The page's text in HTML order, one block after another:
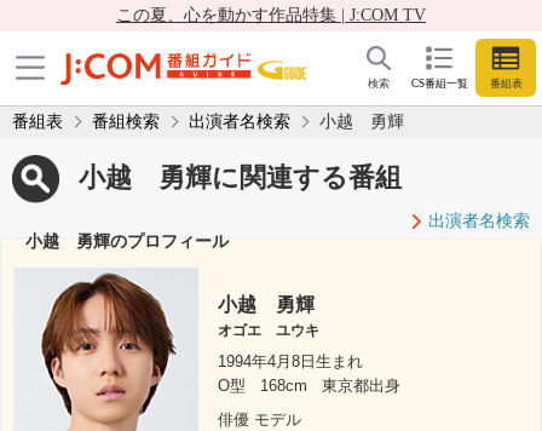
この夏、心を動かす作品特集 | J:COM TV
CS番組一覧 番組表
検索
番組表 番組検索 出演者名検索 小越 勇輝
小越 勇輝に関連する番組
出演者名検索
小越 勇輝のプロフィール
小越 勇輝
オゴエ ユウキ
1994年4月8日生まれ
O型
168cm
東京都出身
俳優 モデル